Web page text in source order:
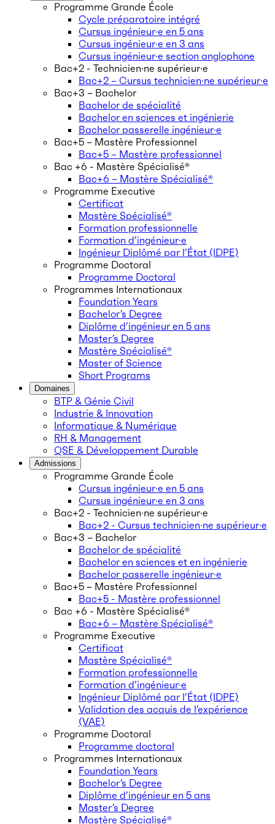
Programme Grande École
Cycle préparatoire intégré
Cursus ingénieur·e en 5 ans
Cursus ingénieur·e en 3 ans
Cursus ingénieur·e section anglophone
Bac+2 - Technicien·ne supérieur·e
Bac+2 – Cursus technicien·ne supérieur·e
Bac+3 – Bachelor
Bachelor de spécialité
Bachelor en sciences et ingénierie
Bachelor passerelle ingénieur·e
Bac+5 – Mastère Professionnel
Bac+5 – Mastère professionnel
Bac +6 - Mastère Spécialisé®
Bac+6 – Mastère Spécialisé®
Programme Executive
Certificat
Mastère Spécialisé®
Formation professionnelle
Formation d’ingénieur·e
Ingénieur Diplômé par l’État (IDPE)
Programme Doctoral
Programme Doctoral
Programmes Internationaux
Foundation Years
Bachelor’s Degree
Diplôme d’ingénieur en 5 ans
Master’s Degree
Mastère Spécialisé®
Master of Science
Short Programs
Domaines
BTP & Génie Civil
Industrie & Innovation
Informatique & Numérique
RH & Management
QSE & Développement Durable
Admissions
Programme Grande École
Cursus ingénieur·e en 5 ans
Cursus ingénieur·e en 3 ans
Bac+2 - Technicien·ne supérieur·e
Bac+2 - Cursus technicien·ne supérieur·e
Bac+3 – Bachelor
Bachelor de spécialité
Bachelor en sciences et en ingénierie
Bachelor passerelle ingénieur·e
Bac+5 – Mastère Professionnel
Bac+5 - Mastère professionnel
Bac +6 - Mastère Spécialisé®
Bac+6 – Mastère Spécialisé®
Programme Executive
Certificat
Mastère Spécialisé®
Formation professionnelle
Formation d’ingénieur·e
Ingénieur Diplômé par l’État (IDPE)
Validation des acquis de l’expérience
(VAE)
Programme Doctoral
Programme doctoral
Programmes Internationaux
Foundation Years
Bachelor’s Degree
Diplôme d’ingénieur en 5 ans
Master’s Degree
Mastère Spécialisé®